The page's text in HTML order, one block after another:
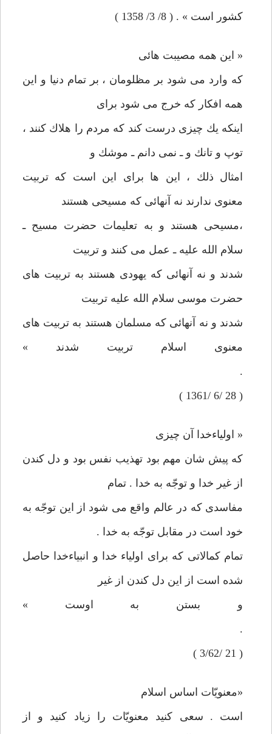
كشور است » . ( 8/ 3/ 1358 )
« اين همه مصيبت هائی
كه وارد می‌ شود بر مظلومان ، بر تمام دنيا و اين
همه افكار كه خرج می شود برای
اينكه يك چيزی درست كند كه مردم را هلاك كنند ،
توپ و تانك و ـ نمی دانم ـ موشك و
امثال ذلك ، اين ها برای اين است كه تربيت
معنوی ندارند نه آنهائی كه مسيحی هستند
،‌مسيحی هستند و به تعليمات حضرت مسيح ـ
سلام الله عليه ـ عمل می كنند و تربيت
شدند و نه آنهائی كه يهودی هستند به تربيت های
حضرت موسی سلام الله عليه تربيت
شدند و نه آنهائی كه مسلمان هستند به تربيت های
معنوی اسلام تربيت شدند »
.
( 28 /6 /1361 )
« اولياء‌خدا آن چيزی
كه پيش شان مهم بود تهذيب نفس بود و دل كندن
از غير خدا و توجّه به خدا . تمام
مفاسدی كه در عالم واقع می شود از اين توجّه به
خود است در مقابل توجّه به خدا .
تمام كمالاتی كه برای اولياء خدا و انبياء‌خدا حاصل
شده است از اين دل كندن از غير
و بستن به اوست »
.
( 21 /3/62 )
«معنويّات اساس اسلام
است . سعی كنيد معنويّات را زياد كنيد و از